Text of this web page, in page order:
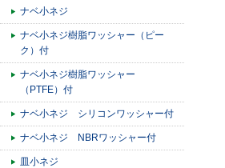
ナベ小ネジ
ナベ小ネジ樹脂ワッシャー（ピー
ク）付
ナベ小ネジ樹脂ワッシャー
（PTFE）付
ナベ小ネジ シリコンワッシャー付
ナベ小ネジ NBRワッシャー付
皿小ネジ